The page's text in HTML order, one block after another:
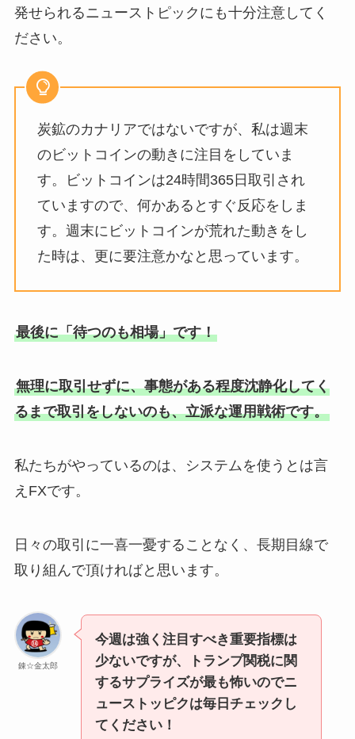
発せられるニューストピックにも十分注意してく
ださい。
炭鉱のカナリアではないですが、私は週末
のビットコインの動きに注目をしていま
す。ビットコインは24時間365日取引され
ていますので、何かあるとすぐ反応をしま
す。週末にビットコインが荒れた動きをし
た時は、更に要注意かなと思っています。
最後に「待つのも相場」です！
無理に取引せずに、事態がある程度沈静化してく
るまで取引をしないのも、立派な運用戦術です。
私たちがやっているのは、システムを使うとは言
えFXです。
日々の取引に一喜一憂することなく、長期目線で
取り組んで頂ければと思います。
錬☆金太郎
今週は強く注目すべき重要指標は
少ないですが、トランプ関税に関
するサプライズが最も怖いのでニ
ューストッピクは毎日チェックし
てください！